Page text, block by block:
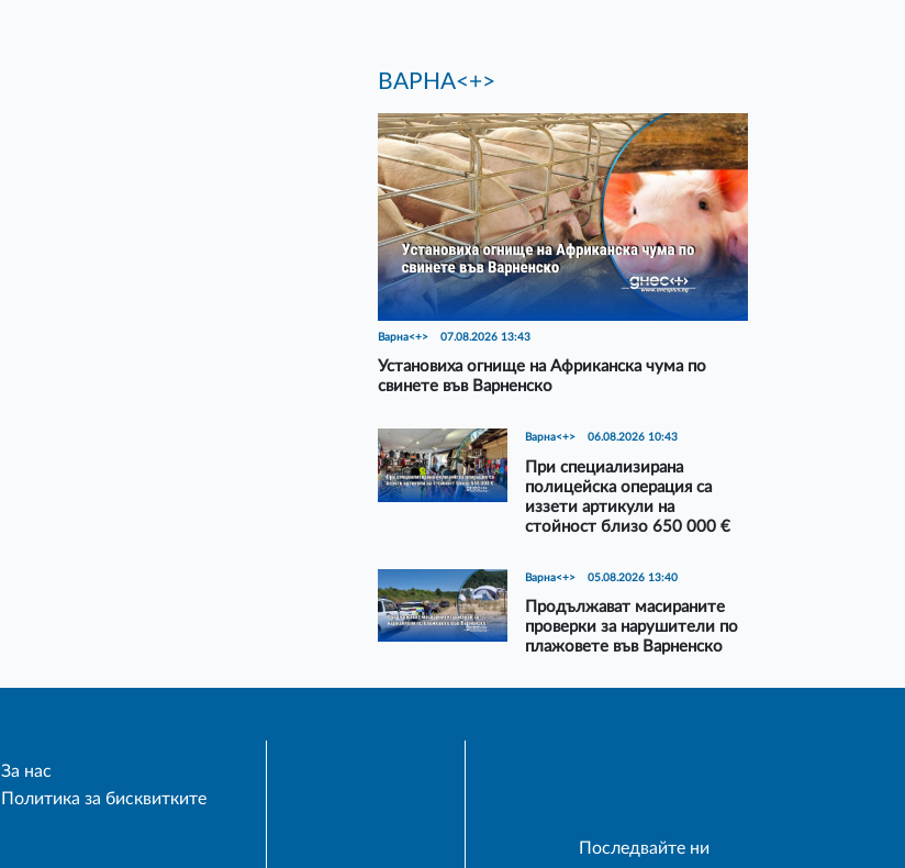
ВАРНА<+>
Варна<+> 07.08.2026 13:43
Установиха огнище на Африканска чума по
свинете във Варненско
Варна<+> 06.08.2026 10:43
При специализирана
полицейска операция са
иззети артикули на
стойност близо 650 000 €
Варна<+> 05.08.2026 13:40
Продължават масираните
проверки за нарушители по
плажовете във Варненско
За нас
Политика за бисквитките
Последвайте ни